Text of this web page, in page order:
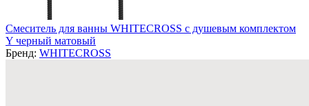
Смеситель для ванны WHITECROSS с душевым комплектом
Y черный матовый
Бренд: WHITECROSS